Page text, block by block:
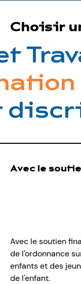
Choisir
Avec le
Avec le soutien
de l'ordonnance
enfants et des
de l'enfant.